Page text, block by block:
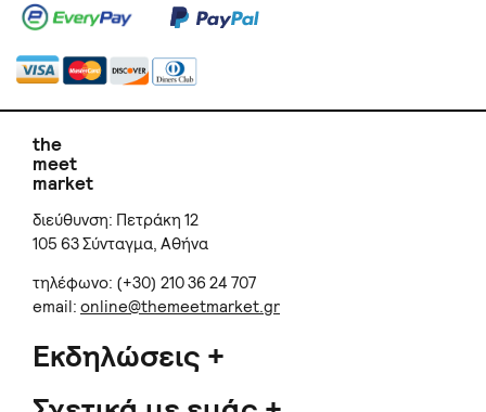
the
meet
market
διεύθυνση: Πετράκη 12
105 63 Σύνταγμα, Αθήνα
τηλέφωνο: (+30) 210 36 24 707
email: online@themeetmarket.gr
Εκδηλώσεις